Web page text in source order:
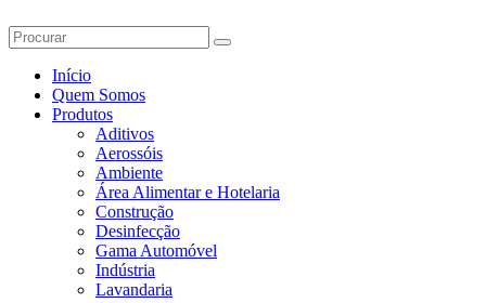
Início
Quem Somos
Produtos
Aditivos
Aerossóis
Ambiente
Área Alimentar e Hotelaria
Construção
Desinfecção
Gama Automóvel
Indústria
Lavandaria